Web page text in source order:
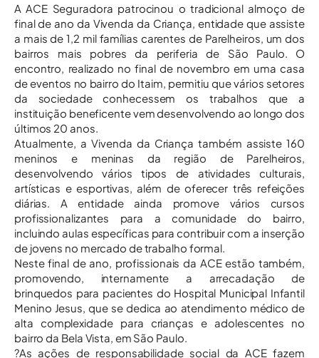
A ACE Seguradora patrocinou o tradicional almoço de
final de ano da Vivenda da Criança, entidade que assiste
a mais de 1,2 mil famílias carentes de Parelheiros, um dos
bairros mais pobres da periferia de São Paulo. O
encontro, realizado no final de novembro em uma casa
de eventos no bairro do Itaim, permitiu que vários setores
da sociedade conhecessem os trabalhos que a
instituição beneficente vem desenvolvendo ao longo dos
últimos 20 anos.
Atualmente, a Vivenda da Criança também assiste 160
meninos e meninas da região de Parelheiros,
desenvolvendo vários tipos de atividades culturais,
artísticas e esportivas, além de oferecer três refeições
diárias. A entidade ainda promove vários cursos
profissionalizantes para a comunidade do bairro,
incluindo aulas específicas para contribuir com a inserção
de jovens no mercado de trabalho formal.
Neste final de ano, profissionais da ACE estão também,
promovendo, internamente a arrecadação de
brinquedos para pacientes do Hospital Municipal Infantil
Menino Jesus, que se dedica ao atendimento médico de
alta complexidade para crianças e adolescentes no
bairro da Bela Vista, em São Paulo.
?As ações de responsabilidade social da ACE fazem